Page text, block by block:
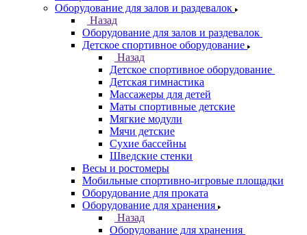
Оборудование для залов и раздевалок
Назад
Оборудование для залов и раздевалок
Детское спортивное оборудование
Назад
Детское спортивное оборудование
Детская гимнастика
Массажеры для детей
Маты спортивные детские
Мягкие модули
Мячи детские
Сухие бассейны
Шведские стенки
Весы и ростомеры
Мобильные спортивно-игровые площадки
Оборудование для проката
Оборудование для хранения
Назад
Оборудование для хранения